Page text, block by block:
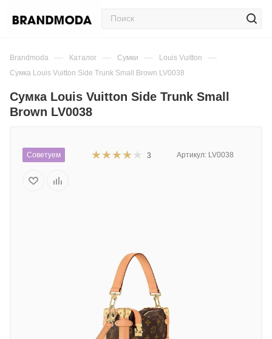
Brandmoda — Каталог — Сумки — Louis Vuitton —
Сумка Louis Vuitton Side Trunk Small Brown LV0038
Сумка Louis Vuitton Side Trunk Small
Brown LV0038
Советуем 3 Артикул: LV0038